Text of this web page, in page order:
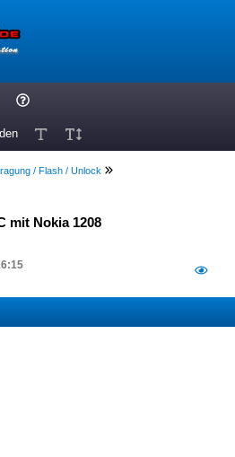
/ Flash / Unlock
mit Nokia 1208